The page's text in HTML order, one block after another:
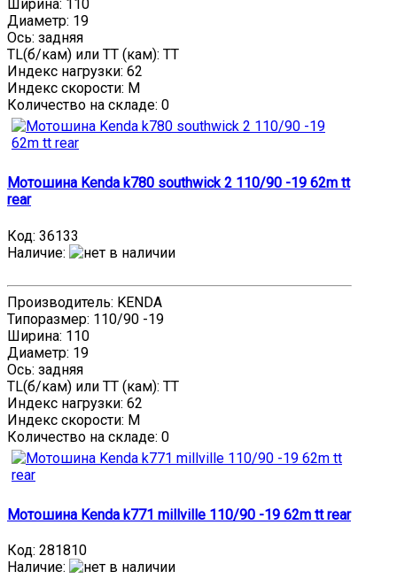
Ширина: 110
Диаметр: 19
Ось: задняя
TL(б/кам) или TT (кам): TT
Индекс нагрузки: 62
Индекс скорости: M
Количество на складе: 0
Мотошина Kenda k780 southwick 2 110/90 -19 62m tt
rear
Код: 36133
Наличие:
Производитель: KENDA
Типоразмер: 110/90 -19
Ширина: 110
Диаметр: 19
Ось: задняя
TL(б/кам) или TT (кам): TT
Индекс нагрузки: 62
Индекс скорости: M
Количество на складе: 0
Мотошина Kenda k771 millville 110/90 -19 62m tt rear
Код: 281810
Наличие: